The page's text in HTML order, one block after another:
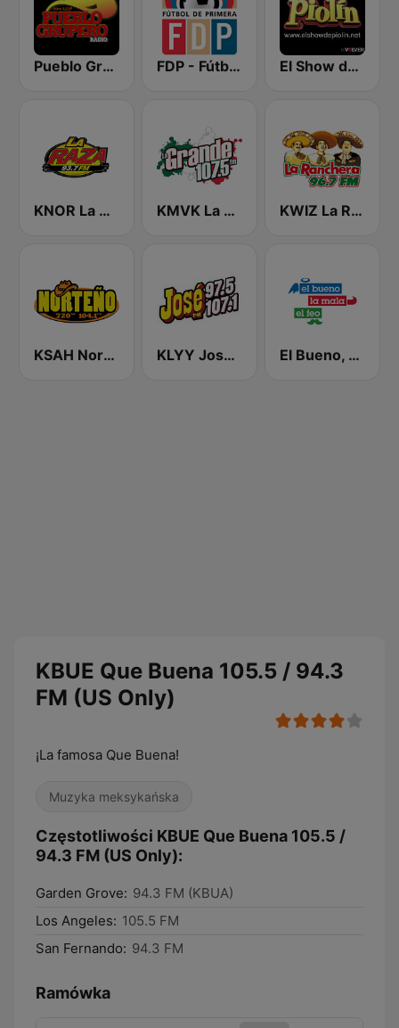
Pueblo Grupero Radio FDP - Fútbol de Primera El Show de Piolín
KNOR La Raza 93.7 (US Only) KMVK La Grande 107.5 FM KWIZ La Ranchera 96.7 FM (US Only)
KSAH Norteño 720 y 104.1 KLYY José 97.5 y 107.1 El Bueno, La Mala y El Feo
KBUE Que Buena 105.5 / 94.3
FM (US Only)
¡La famosa Que Buena!
Muzyka meksykańska
Częstotliwości KBUE Que Buena 105.5 /
94.3 FM (US Only):
Garden Grove: 94.3 FM (KBUA)
Los Angeles: 105.5 FM
San Fernando: 94.3 FM
Ramówka